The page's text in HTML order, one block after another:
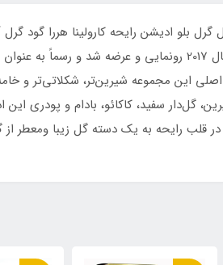
کول گرل بلو ادیشن رایحه کارولینا هررا
این مجموعه شیرین‌تر، شکلاتی‌تر و
گل‌دار سفید، کاکائو، بادام و پودری
قلب رایحه به یک دسته گل زیبا ومعطر